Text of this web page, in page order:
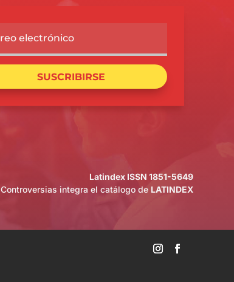
SUSCRIBIRSE
Latindex ISSN 1851-5649
Controversias integra el catálogo de LATINDEX